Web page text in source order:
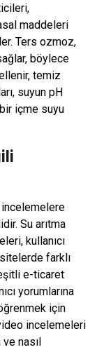
maddeleri
Ters ozmoz,
böylece
temiz
suyun pH
içme suyu
incelemelere
Su arıtma
kullanıcı
farklı
e-ticaret
yorumlarına
için
incelemeleri
ve nasıl